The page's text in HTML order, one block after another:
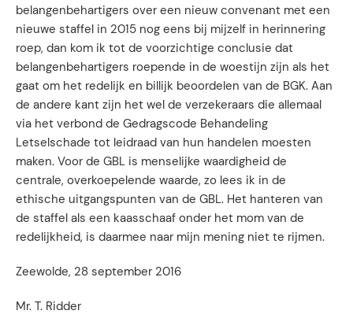
belangenbehartigers over een nieuw convenant met een
nieuwe staffel in 2015 nog eens bij mijzelf in herinnering
roep, dan kom ik tot de voorzichtige conclusie dat
belangenbehartigers roepende in de woestijn zijn als het
gaat om het redelijk en billijk beoordelen van de BGK. Aan
de andere kant zijn het wel de verzekeraars die allemaal
via het verbond de Gedragscode Behandeling
Letselschade tot leidraad van hun handelen moesten
maken. Voor de GBL is menselijke waardigheid de
centrale, overkoepelende waarde, zo lees ik in de
ethische uitgangspunten van de GBL. Het hanteren van
de staffel als een kaasschaaf onder het mom van de
redelijkheid, is daarmee naar mijn mening niet te rijmen.
Zeewolde, 28 september 2016
Mr. T. Ridder